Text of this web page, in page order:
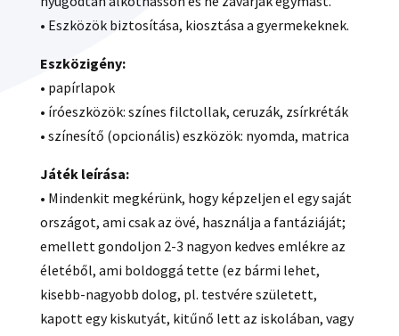
• Eszközök biztosítása, kiosztása a gyermekeknek.
Eszközigény:
• papírlapok
• íróeszközök: színes filctollak, ceruzák, zsírkréták
• színesítő (opcionális) eszközök: nyomda, matrica
Játék leírása:
• Mindenkit megkérünk, hogy képzeljen el egy saját
országot, ami csak az övé, használja a fantáziáját;
emellett gondoljon 2-3 nagyon kedves emlékre az
életéből, ami boldoggá tette (ez bármi lehet,
kisebb-nagyobb dolog, pl. testvére született,
kapott egy kiskutyát, kitűnő lett az iskolában, vagy